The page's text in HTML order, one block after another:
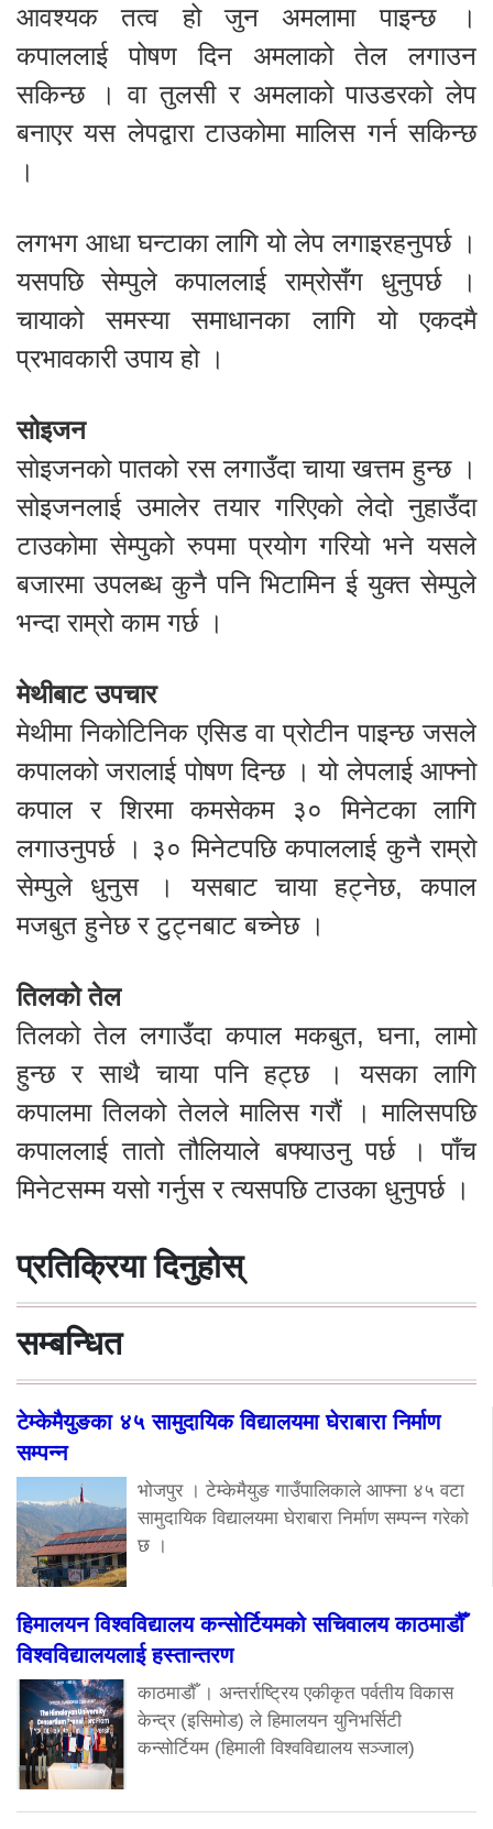
आवश्यक तत्व हो जुन अमलामा पाइन्छ ।
कपाललाई पोषण दिन अमलाको तेल लगाउन
सकिन्छ । वा तुलसी र अमलाको पाउडरको लेप
बनाएर यस लेपद्वारा टाउकोमा मालिस गर्न सकिन्छ
।
लगभग आधा घन्टाका लागि यो लेप लगाइरहनुपर्छ ।
यसपछि सेम्पुले कपाललाई राम्रोसँग धुनुपर्छ ।
चायाको समस्या समाधानका लागि यो एकदमै
प्रभावकारी उपाय हो ।
सोइजन
साेइजनको पातको रस लगाउँदा चाया खत्तम हुन्छ ।
सोइजनलाई उमालेर तयार गरिएको लेदो नुहाउँदा
टाउकोमा सेम्पुको रुपमा प्रयोग गरियो भने यसले
बजारमा उपलब्ध कुनै पनि भिटामिन ई युक्त सेम्पुले
भन्दा राम्रो काम गर्छ ।
मेथीबाट उपचार
मेथीमा निकोटिनिक एसिड वा प्रोटीन पाइन्छ जसले
कपालको जरालाई पोषण दिन्छ । यो लेपलाई आफ्नो
कपाल र शिरमा कमसेकम ३० मिनेटका लागि
लगाउनुपर्छ । ३० मिनेटपछि कपाललाई कुनै राम्रो
सेम्पुले धुनुस । यसबाट चाया हट्नेछ, कपाल
मजबुत हुनेछ र टुट्नबाट बच्नेछ ।
तिलको तेल
तिलको तेल लगाउँदा कपाल मकबुत, घना, लामो
हुन्छ र साथै चाया पनि हट्छ । यसका लागि
कपालमा तिलको तेलले मालिस गरौं । मालिसपछि
कपाललाई तातो तौलियाले बफ्याउनु पर्छ । पाँच
मिनेटसम्म यसो गर्नुस र त्यसपछि टाउका धुनुपर्छ ।
प्रतिक्रिया दिनुहोस्
सम्बन्धित
टेम्केमैयुङका ४५ सामुदायिक विद्यालयमा घेराबारा निर्माण
सम्पन्न
भोजपुर । टेम्केमैयुङ गाउँपालिकाले आफ्ना ४५ वटा
सामुदायिक विद्यालयमा घेराबारा निर्माण सम्पन्न गरेको
छ ।
हिमालयन विश्वविद्यालय कन्सोर्टियमको सचिवालय काठमाडौँ
विश्वविद्यालयलाई हस्तान्तरण
काठमाडौँ । अन्तर्राष्ट्रिय एकीकृत पर्वतीय विकास
केन्द्र (इसिमोड) ले हिमालयन युनिभर्सिटी
कन्सोर्टियम (हिमाली विश्वविद्यालय सञ्जाल)